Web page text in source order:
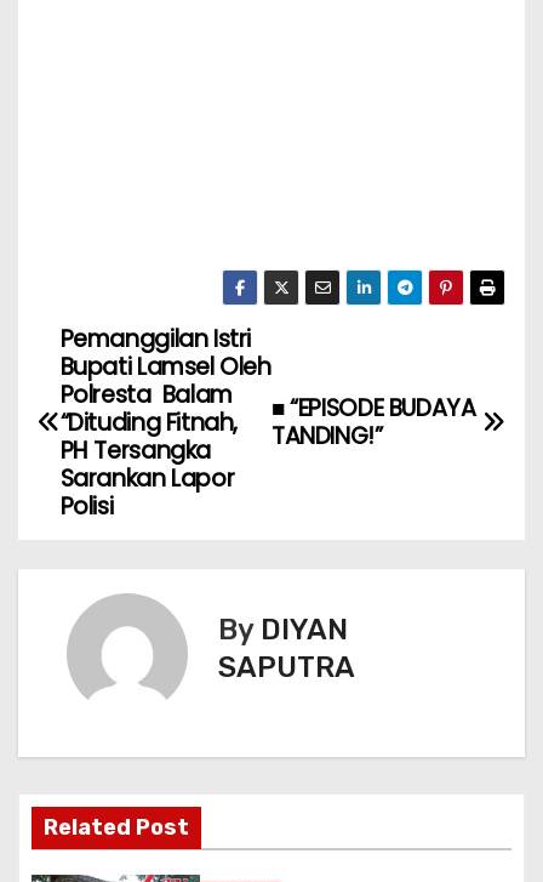
■ “EPISODE BUDAYA
TANDING!”
Pemanggilan Istri
Bupati Lamsel Oleh
Polresta Balam
“Dituding Fitnah,
PH Tersangka
Sarankan Lapor
Polisi
By DIYAN
SAPUTRA
Related Post